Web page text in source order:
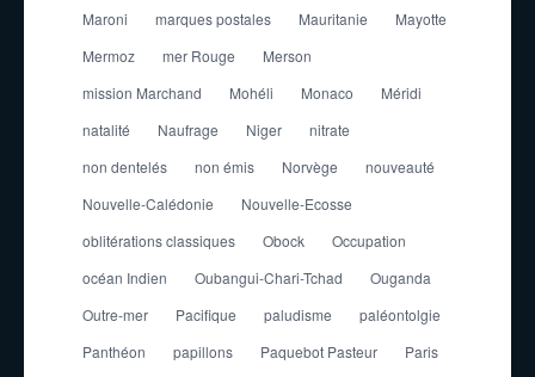
Maroni
marques postales Mauritanie
Mayotte
Mermoz
mer Rouge
Merson
mission Marchand
Mohéli Monaco
Méridi
natalité
Naufrage Niger
nitrate
non dentelés
non émis Norvège
nouveauté
Nouvelle-Calédonie
Nouvelle-Ecosse
oblitérations classiques
Obock
Occupation
océan Indien
Oubangui-Chari-Tchad
Ouganda
Outre-mer
Pacifique paludisme
paléontolgie
Panthéon
papillons Paquebot Pasteur Paris